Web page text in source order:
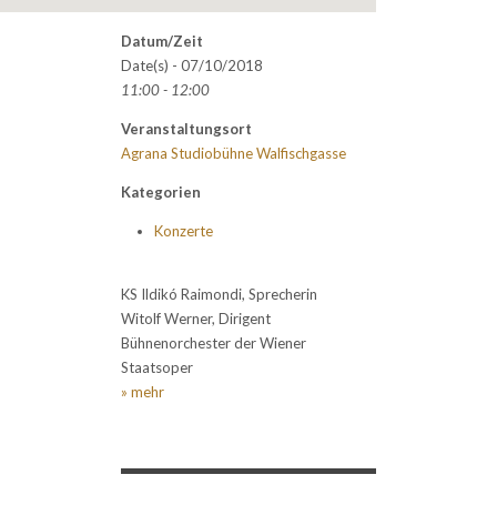
Datum/Zeit
Date(s) - 07/10/2018
11:00 - 12:00
Veranstaltungsort
Agrana Studiobühne Walfischgasse
Kategorien
Konzerte
KS Ildikó Raimondi, Sprecherin
Witolf Werner, Dirigent
Bühnenorchester der Wiener
Staatsoper
» mehr